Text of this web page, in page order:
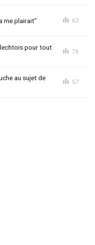
me plairait" 63
pour tout
76
au sujet de
57